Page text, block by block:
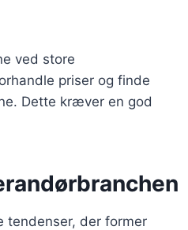
ved store
priser og finde
Dette kræver en god
tendenser, der former